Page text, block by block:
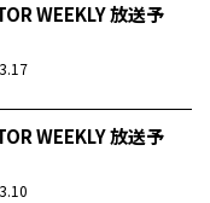
WEEKLY 放送予
WEEKLY 放送予